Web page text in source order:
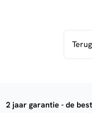
2 jaar garantie - de